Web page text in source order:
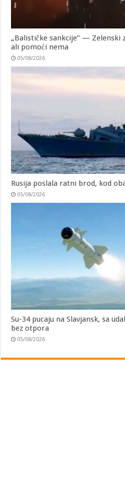
„Balističke sankcije“ — Zelenski
ali pomoći nema
05/08/2026
Rusija poslala ratni brod, kod
05/08/2026
Su-34 pucaju na Slavjansk, sa
bez otpora
05/08/2026